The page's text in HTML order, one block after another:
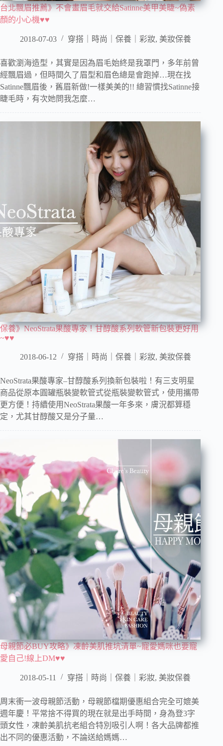
台北飄眉推薦》不會畫眉毛就交給Satinne美甲美睫~偽素
顏的小心機♥♥
2018-07-03 穿搭｜時尚｜保養｜彩妝, 美妝保養
喜歡瀏海造型，其實是因為眉毛始終是我罩門，多年前曾
經飄眉過，但時間久了眉型和眉色總是會跑掉…現在找
Satinne飄眉後，舊眉新做!一樣美美的!! 總習慣找Satinne接
睫毛時，有次她問我怎麼…
保養》NeoStrata果酸專家！甘醇酸系列軟管新包裝更好用
~♥♥
2018-06-12 穿搭｜時尚｜保養｜彩妝, 美妝保養
NeoStrata果酸專家–甘醇酸系列換新包裝啦！有三支明星
商品從原本圓罐瓶裝變軟管式從瓶裝變軟管式，使用攜帶
更方便！持續使用NeoStrata果酸一年多來，膚況都算穩
定，尤其甘醇酸又是分子量…
母親節必BUY攻略》凍齡美肌推坑清單~寵愛媽咪也要寵
愛自己!線上DM♥♥
2018-05-11 穿搭｜時尚｜保養｜彩妝, 美妝保養
周末衝一波母親節活動，母親節檔期優惠組合完全可媲美
週年慶！平常捨不得買的現在就是出手時間，身為登3字
頭女性，凍齡美肌抗老組合特別吸引人啊！各大品牌都推
出不同的優惠活動，不論送給媽媽…